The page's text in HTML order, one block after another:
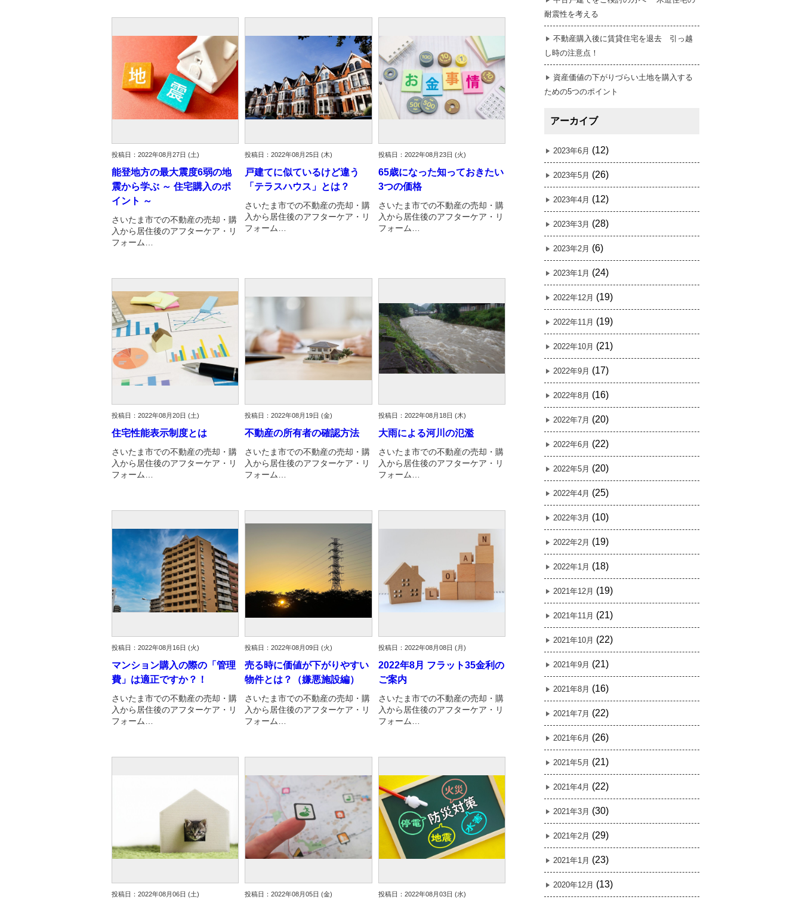
投稿日：2022年08月27日 (土)
能登地方の最大震度6弱の地
震から学ぶ ～ 住宅購入のポ
イント ～
さいたま市での不動産の売却・購
入から居住後のアフターケア・リ
フォーム…
投稿日：2022年08月25日 (木)
戸建てに似ているけど違う
「テラスハウス」とは？
さいたま市での不動産の売却・購
入から居住後のアフターケア・リ
フォーム…
投稿日：2022年08月23日 (火)
65歳になった知っておきたい
3つの価格
さいたま市での不動産の売却・購
入から居住後のアフターケア・リ
フォーム…
投稿日：2022年08月20日 (土)
住宅性能表示制度とは
さいたま市での不動産の売却・購
入から居住後のアフターケア・リ
フォーム…
投稿日：2022年08月19日 (金)
不動産の所有者の確認方法
さいたま市での不動産の売却・購
入から居住後のアフターケア・リ
フォーム…
投稿日：2022年08月18日 (木)
大雨による河川の氾濫
さいたま市での不動産の売却・購
入から居住後のアフターケア・リ
フォーム…
投稿日：2022年08月16日 (火)
マンション購入の際の「管理
費」は適正ですか？！
さいたま市での不動産の売却・購
入から居住後のアフターケア・リ
フォーム…
投稿日：2022年08月09日 (火)
売る時に価値が下がりやすい
物件とは？（嫌悪施設編）
さいたま市での不動産の売却・購
入から居住後のアフターケア・リ
フォーム…
投稿日：2022年08月08日 (月)
2022年8月 フラット35金利の
ご案内
さいたま市での不動産の売却・購
入から居住後のアフターケア・リ
フォーム…
投稿日：2022年08月06日 (土) 投稿日：2022年08月05日 (金) 投稿日：2022年08月03日 (水)
耐震性を考える
不動産購入後に賃貸住宅を退去 引っ越
し時の注意点！
資産価値の下がりづらい土地を購入する
ための5つのポイント
アーカイブ
2023年6月 (12)
2023年5月 (26)
2023年4月 (12)
2023年3月 (28)
2023年2月 (6)
2023年1月 (24)
2022年12月 (19)
2022年11月 (19)
2022年10月 (21)
2022年9月 (17)
2022年8月 (16)
2022年7月 (20)
2022年6月 (22)
2022年5月 (20)
2022年4月 (25)
2022年3月 (10)
2022年2月 (19)
2022年1月 (18)
2021年12月 (19)
2021年11月 (21)
2021年10月 (22)
2021年9月 (21)
2021年8月 (16)
2021年7月 (22)
2021年6月 (26)
2021年5月 (21)
2021年4月 (22)
2021年3月 (30)
2021年2月 (29)
2021年1月 (23)
2020年12月 (13)